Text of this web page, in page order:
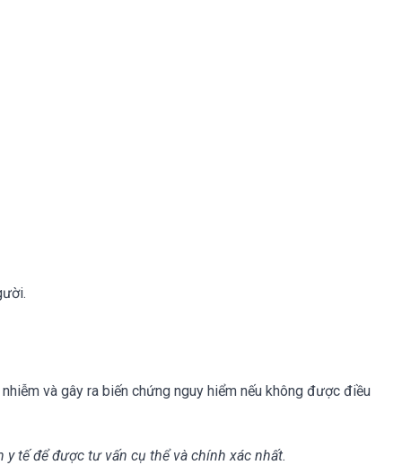
và gây ra biến chứng nguy hiểm nếu không được điều
tế để được tư vấn cụ thể và chính xác nhất.